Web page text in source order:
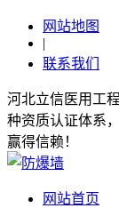
网站地图
|
联系我们
河北立信医用工
种资质认证体系
赢得信赖！
网站首页